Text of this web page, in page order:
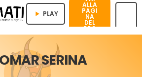
play_arrow PLAY
ALLA
PAGI
NA
DEL
PRO
GRA
SERINA